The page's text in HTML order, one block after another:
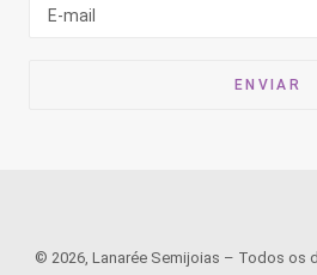
© 2026, Lanarée Semijoias – Todos os